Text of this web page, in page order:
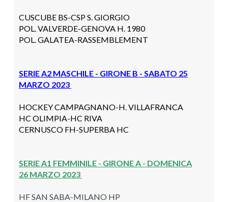
CUSCUBE BS-CSP S. GIORGIO
POL. VALVERDE-GENOVA H. 1980
POL. GALATEA-RASSEMBLEMENT
SERIE A2 MASCHILE - GIRONE B - SABATO 25
MARZO 2023
HOCKEY CAMPAGNANO-H. VILLAFRANCA
HC OLIMPIA-HC RIVA
CERNUSCO FH-SUPERBA HC
SERIE A1 FEMMINILE - GIRONE A - DOMENICA
26 MARZO 2023
HF SAN SABA-MILANO HP